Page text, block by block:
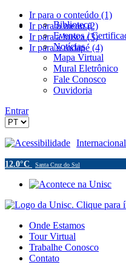
Ir para o conteúdo (1)
Ir para o menu (2)
Ir para a busca (3)
Ir para o rodapé (4)
Biblioteca
Eventos /
Notícias
Mapa Virtual
Mural Eletrônico
Fale Conosco
Ouvidoria
Entrar
Acessibilidade Internacional
12.0°C Santa Cruz do Sul
Onde Estamos
Tour Virtual
Trabalhe Conosco
Contato